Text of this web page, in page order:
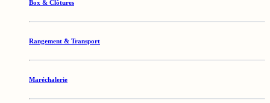
Box & Clôtures
Rangement & Transport
Maréchalerie